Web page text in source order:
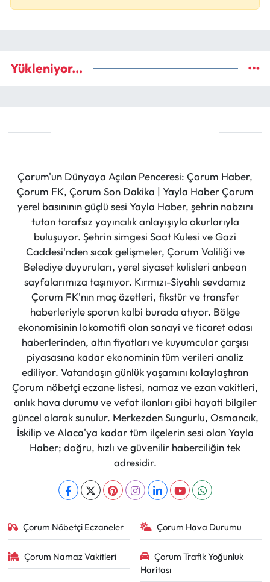
Yükleniyor...
Çorum'un Dünyaya Açılan Penceresi: Çorum Haber,
Çorum FK, Çorum Son Dakika | Yayla Haber Çorum
yerel basınının güçlü sesi Yayla Haber, şehrin nabzını
tutan tarafsız yayıncılık anlayışıyla okurlarıyla
buluşuyor. Şehrin simgesi Saat Kulesi ve Gazi
Caddesi'nden sıcak gelişmeler, Çorum Valiliği ve
Belediye duyuruları, yerel siyaset kulisleri anbean
sayfalarımıza taşınıyor. Kırmızı-Siyahlı sevdamız
Çorum FK'nın maç özetleri, fikstür ve transfer
haberleriyle sporun kalbi burada atıyor. Bölge
ekonomisinin lokomotifi olan sanayi ve ticaret odası
haberlerinden, altın fiyatları ve kuyumcular çarşısı
piyasasına kadar ekonominin tüm verileri analiz
ediliyor. Vatandaşın günlük yaşamını kolaylaştıran
Çorum nöbetçi eczane listesi, namaz ve ezan vakitleri,
anlık hava durumu ve vefat ilanları gibi hayati bilgiler
güncel olarak sunulur. Merkezden Sungurlu, Osmancık,
İskilip ve Alaca'ya kadar tüm ilçelerin sesi olan Yayla
Haber; doğru, hızlı ve güvenilir haberciliğin tek
adresidir.
Çorum Nöbetçi Eczaneler Çorum Hava Durumu
Çorum Namaz Vakitleri
Çorum Trafik Yoğunluk
Haritası